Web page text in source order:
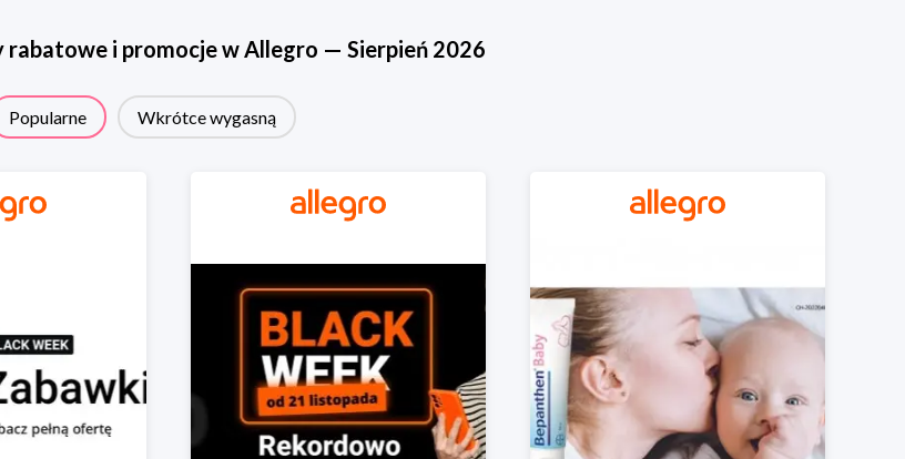
rabatowe i promocje wAllegro — Sierpień 2026
Popularne Wkrótce wygasną